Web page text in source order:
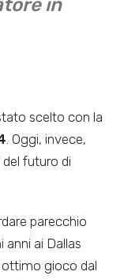
in
scelto con la
. Oggi, invece,
del futuro di
parecchio
anni ai Dallas
ottimo gioco dal